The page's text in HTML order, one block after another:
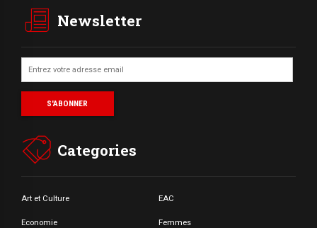
Newsletter
Categories
Art et Culture EAC
Economie Femmes